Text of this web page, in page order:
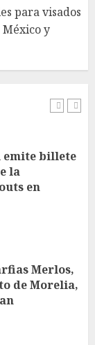
para visados
y
Wall Street
emite billete
la
en
Merlos,
de Morelia,